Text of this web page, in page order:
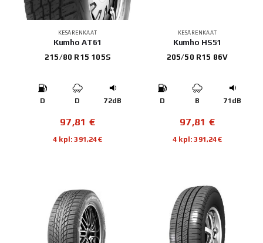
KESÄRENKAAT
Kumho AT61
215/80 R15 105S
D D 72dB
97,81 €
4 kpl: 391,24€
KESÄRENKAAT
Kumho HS51
205/50 R15 86V
D B 71dB
97,81 €
4 kpl: 391,24€